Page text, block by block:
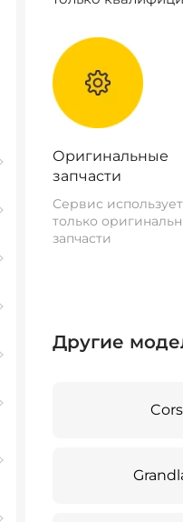
Оригинальные
запчасти
Сервис использует
только
запчасти
Другие